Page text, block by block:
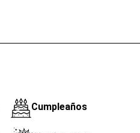
Cumpleaños